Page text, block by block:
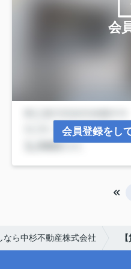
会
会員登録をし
ら中杉不動産株式会社